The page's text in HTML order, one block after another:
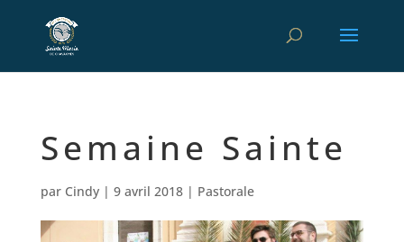
Semaine Sainte
par Cindy| 9 avril 2018| Pastorale